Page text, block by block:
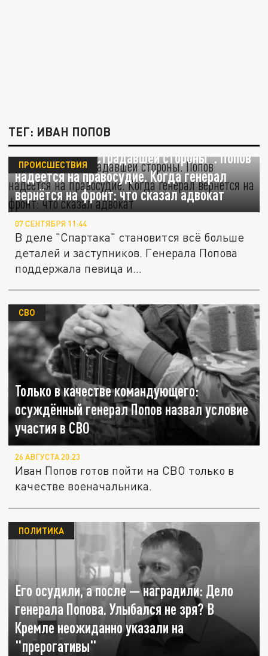
ТЕГ: ИВАН ПОПОВ
"В деле нет пострадавшей стороны". Попов
надеется на правосудие. Когда генерал
вернётся на фронт: что сказал адвокат
ПРОИСШЕСТВИЯ
07 СЕНТЯБРЯ 11:44
В деле "Спартака" становится всё больше
деталей и заступников. Генерала Попова
поддержала певица и...
Только в качестве командующего:
осуждённый генерал Попов назвал условие
участия в СВО
СВО
26 АВГУСТА 20:23
Иван Попов готов пойти на СВО только в
качестве военачальника.
Его осудили, а после — наградили: Дело
генерала Попова. Улыбался не зря? В
Кремле неожиданно указали на
"прерогативы"
ПОЛИТИКА